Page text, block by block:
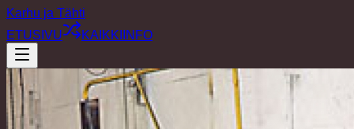
Karhu ja Tähti
ETUSIVU
KAIKKI INFO